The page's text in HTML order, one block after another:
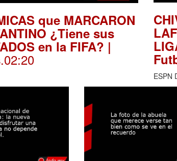
que MARCARON
¿Tiene sus
en la FIFA? |
.02:20
ESPN